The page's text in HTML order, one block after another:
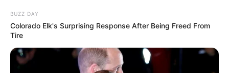
BUZZ DAY
Colorado Elk's Surprising Response After Being Freed From
Tire